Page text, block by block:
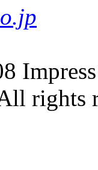
rights